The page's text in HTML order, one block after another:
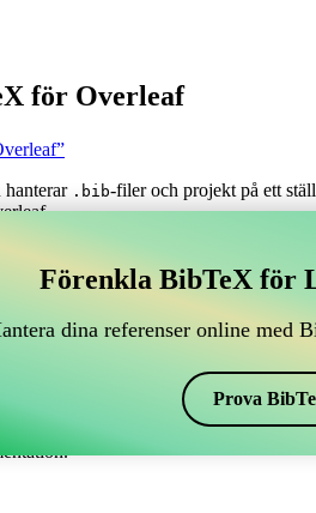
för Overleaf
hanterar .bib-filer och projekt på ett
dina BibTeX-referenser,
dina BibTeX-referenser, som
citationer och bibliografi i
projekt.
i olika stilar, inklusive anotit.
Förenkla BibTeX för
dina referenser online med
Prova